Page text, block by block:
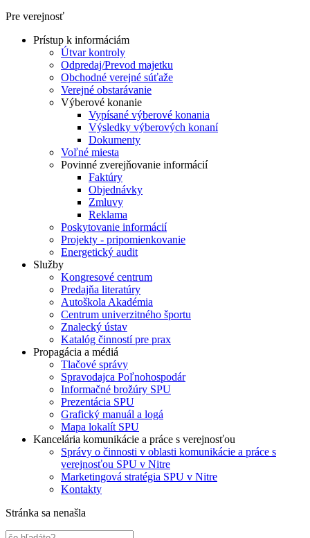
Pre verejnosť
Prístup k informáciám
Útvar kontroly
Odpredaj/Prevod majetku
Obchodné verejné súťaže
Verejné obstarávanie
Výberové konanie
Vypísané výberové konania
Výsledky výberových konaní
Dokumenty
Voľné miesta
Povinné zverejňovanie informácií
Faktúry
Objednávky
Zmluvy
Reklama
Poskytovanie informácií
Projekty - pripomienkovanie
Energetický audit
Služby
Kongresové centrum
Predajňa literatúry
Autoškola Akadémia
Centrum univerzitného športu
Znalecký ústav
Katalóg činností pre prax
Propagácia a médiá
Tlačové správy
Spravodajca Poľnohospodár
Informačné brožúry SPU
Prezentácia SPU
Grafický manuál a logá
Mapa lokalít SPU
Kancelária komunikácie a práce s verejnosťou
Správy o činnosti v oblasti komunikácie a práce s
verejnosťou SPU v Nitre
Marketingová stratégia SPU v Nitre
Kontakty
Stránka sa nenašla